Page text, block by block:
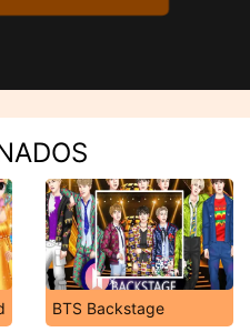
BTS Backstage